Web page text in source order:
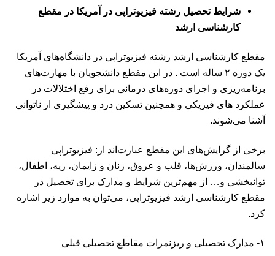
شرایط تحصیل رشته فیزیوتراپی در آمریکا در مقطع
کارشناسی ارشد
مقطع کارشناسی ارشد رشته فیزیوتراپی در دانشگاه‌های آمریکا
یک دوره ۲ ساله است . در این مقطع دانشجویان با مهارت‌های
برنامه‌ریزی و اجرای دوره‌‌های درمانی برای رفع اختلالات در
عملکرد های فیزیکی و همچنین تسکین درد و پیشگیری از ناتوانی
آشنا می‌شوند.
برخی از گرایش‌های این مقطع عبارت‌اند از: فیزیوتراپی
سالمندان، ورزش‌ها، قلب و عروق، زنان و زایمان، ریه، اطفال،
توانبخشی و… از مهم‌ترین شرایط و مدارک برای تحصیل در
مقطع کارشناسی ارشد فیزیوتراپی، می‌توان به موارد زیر اشاره
کرد.
۱- مدارک تحصیلی و ریزنمرات مقاطع تحصیلی قبلی